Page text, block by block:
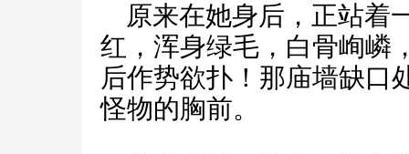
原来在她身后，正站着
红，浑身绿毛，白骨峋嶙
后作势欲扑！那庙墙缺口
怪物的胸前。